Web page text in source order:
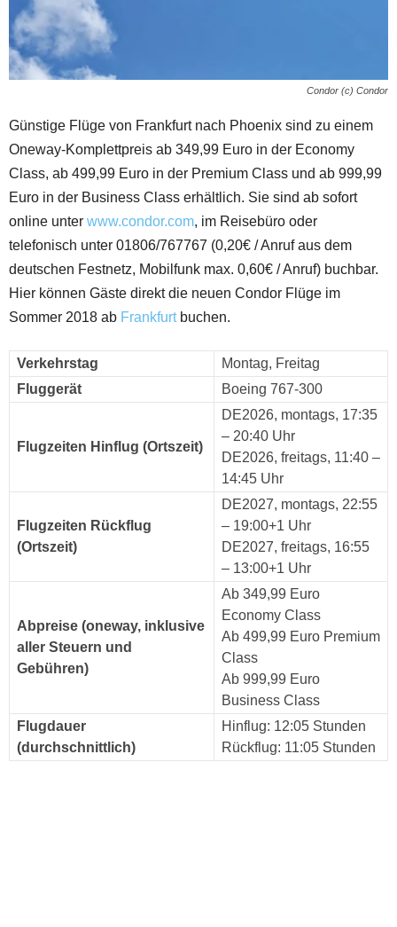
Condor (c) Condor
Günstige Flüge von Frankfurt nach Phoenix sind zu einem
Oneway-Komplettpreis ab 349,99 Euro in der Economy
Class, ab 499,99 Euro in der Premium Class und ab 999,99
Euro in der Business Class erhältlich. Sie sind ab sofort
online unter www.condor.com, im Reisebüro oder
telefonisch unter 01806/767767 (0,20€ / Anruf aus dem
deutschen Festnetz, Mobilfunk max. 0,60€ / Anruf) buchbar.
Hier können Gäste direkt die neuen Condor Flüge im
Sommer 2018 ab Frankfurtbuchen.
Verkehrstag
Montag, Freitag
Fluggerät
Boeing 767-300
Flugzeiten Hinflug (Ortszeit)
DE2026, montags, 17:35
– 20:40 Uhr
DE2026, freitags, 11:40 –
14:45 Uhr
Flugzeiten Rückflug
(Ortszeit)
DE2027, montags, 22:55
– 19:00+1 Uhr
DE2027, freitags, 16:55
– 13:00+1 Uhr
Abpreise (oneway, inklusive
aller Steuern und
Gebühren)
Ab 349,99 Euro
Economy Class
Ab 499,99 Euro Premium
Class
Ab 999,99 Euro
Business Class
Flugdauer
(durchschnittlich)
Hinflug: 12:05 Stunden
Rückflug: 11:05 Stunden